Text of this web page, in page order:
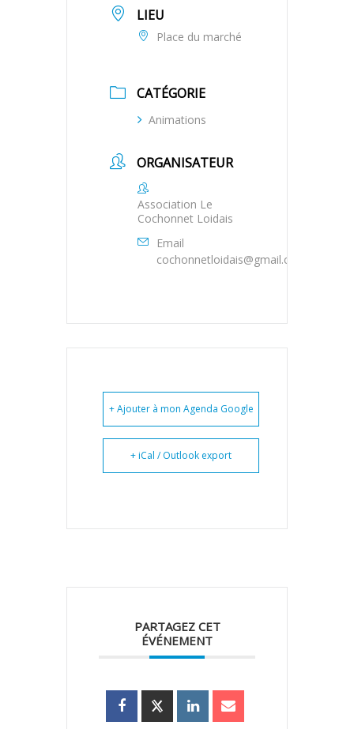
LIEU
Place du marché
CATÉGORIE
Animations
ORGANISATEUR
Association Le
Cochonnet Loidais
Email
cochonnetloidais@gmail.com
+ Ajouter à mon Agenda Google
+ iCal / Outlook export
PARTAGEZ CET
ÉVÉNEMENT